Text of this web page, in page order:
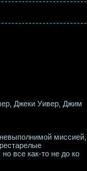
Джеки Уивер, Джим
миссией,
все как-то не до ко